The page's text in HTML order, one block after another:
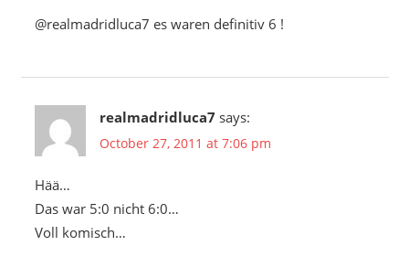
@realmadridluca7 es waren definitiv 6 !
realmadridluca7 says:
October 27, 2011 at 7:06 pm
Hää…
Das war 5:0 nicht 6:0…
Voll komisch…